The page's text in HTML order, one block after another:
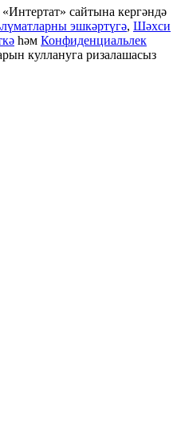
сайтына кергәндә
эшкәртүгә, Шәхси
һәм Конфиденциальлек
куллануга ризалашасыз